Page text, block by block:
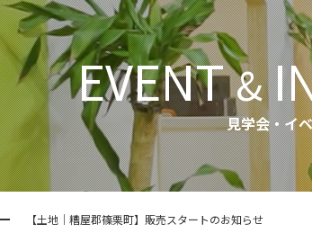
EVENT&
見学会・イ
【土地｜糟屋郡篠栗町】販売スタートのお知らせ